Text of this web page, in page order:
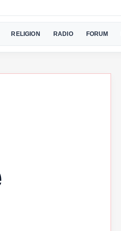
RELIGION RADIO FORUM